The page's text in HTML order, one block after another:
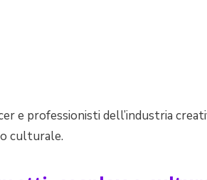
e professionisti dell’industria
culturale.